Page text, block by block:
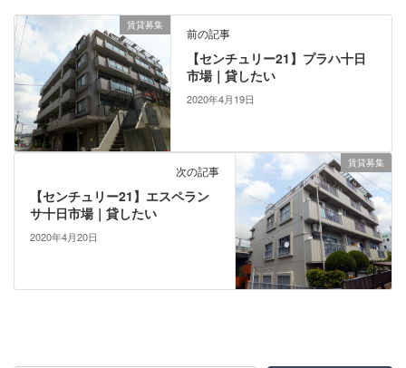
賃貸募集
前の記事
【センチュリー21】プラハ十日
市場｜貸したい
2020年4月19日
賃貸募集
次の記事
【センチュリー21】エスペラン
サ十日市場｜貸したい
2020年4月20日